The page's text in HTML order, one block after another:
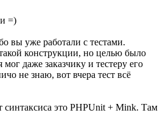
=)
вы уже работали с тестами.
конструкции, но целью было
даже заказчику и тестеру его
не знаю, вот вчера тест всё
синтаксиса это PHPUnit + Mink. Там